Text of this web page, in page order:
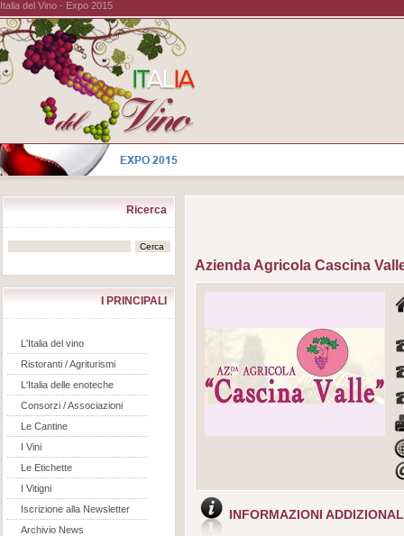
Italia del Vino - Expo 2015
Ricerca
I PRINCIPALI
L'Italia del vino
Ristoranti / Agriturismi
L'Italia delle enoteche
Consorzi / Associazioni
Le Cantine
I Vini
Le Etichette
I Vitigni
Iscrizione alla Newsletter
Archivio News
Azienda Agricola Cascina
INFORMAZIONI